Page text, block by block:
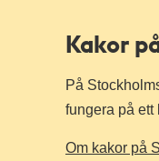
Kakor
På
fungera på ett
Om kakor på